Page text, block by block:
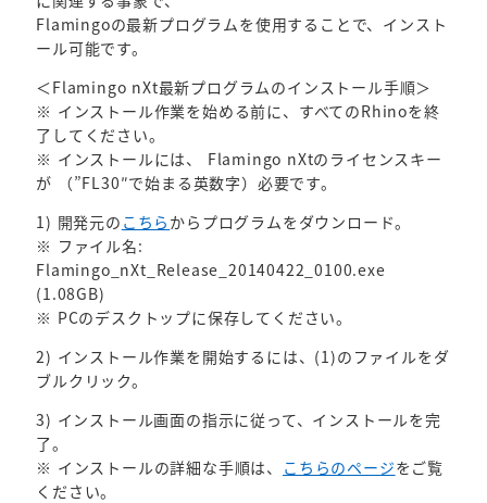
Flamingoの最新プログラムを使用することで、インスト
ール可能です。
＜Flamingo nXt最新プログラムのインストール手順＞
※ インストール作業を始める前に、すべてのRhinoを終
了してください。
※ インストールには、 Flamingo nXtのライセンスキー
が （”FL30″で始まる英数字）必要です。
1) 開発元の こちら からプログラムをダウンロード。
※ ファイル名:
Flamingo_nXt_Release_20140422_0100.exe
(1.08GB)
※ PCのデスクトップに保存してください。
2) インストール作業を開始するには、(1)のファイルをダ
ブルクリック。
3) インストール画面の指示に従って、インストールを完
了。
※ インストールの詳細な手順は、 こちらのページをご覧
ください。